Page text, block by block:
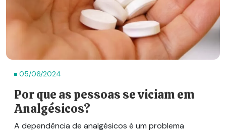
05/06/2024
Por que as pessoas se viciam em
Analgésicos?
A dependência de analgésicos é um problema